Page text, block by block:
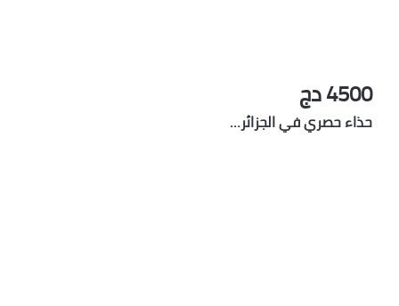
4500 دج
حذاء حصري في الجزائر…